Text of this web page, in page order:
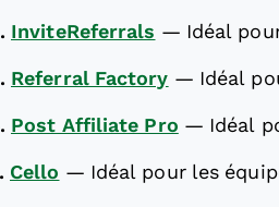
InviteReferrals — Idéal
Referral Factory — Idéal
Post Affiliate Pro — Idéal
Cello — Idéal pour les